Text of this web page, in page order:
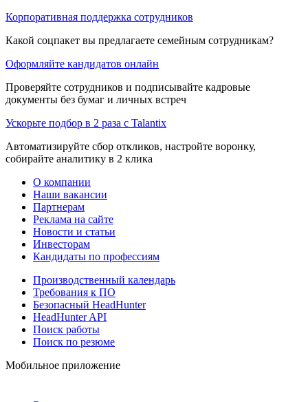
Корпоративная поддержка сотрудников
Какой соцпакет вы предлагаете семейным сотрудникам?
Оформляйте кандидатов онлайн
Проверяйте сотрудников и подписывайте кадровые
документы без бумаг и личных встреч
Ускорьте подбор в 2 раза с Talantix
Автоматизируйте сбор откликов, настройте воронку,
собирайте аналитику в 2 клика
О компании
Наши вакансии
Партнерам
Реклама на сайте
Новости и статьи
Инвесторам
Кандидаты по профессиям
Производственный календарь
Требования к ПО
Безопасный HeadHunter
HeadHunter API
Поиск работы
Поиск по резюме
Мобильное приложение